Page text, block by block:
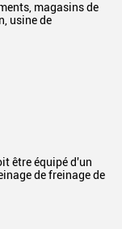
magasins de
usine de
être équipé d'un
de freinage de